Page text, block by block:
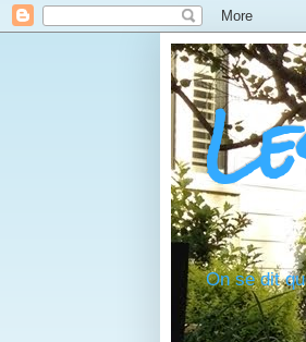
On se dit